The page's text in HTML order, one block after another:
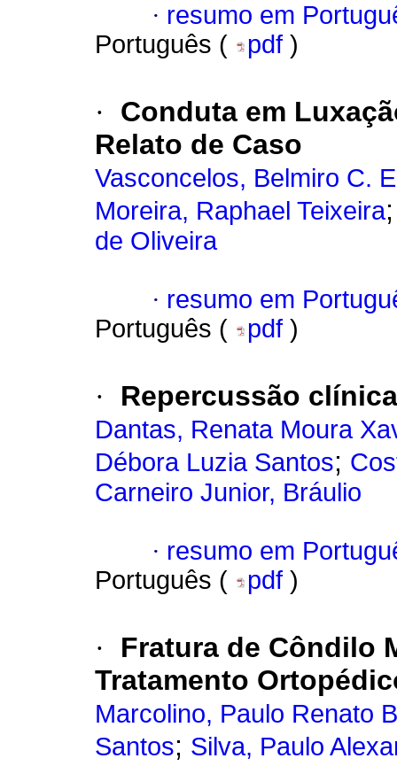
· resumo em
Português (
pdf )
·
Conduta em
Relato de Caso
Vasconcelos, Belmiro C.
Moreira, Raphael Teixeira
de Oliveira
· resumo em
Português (
pdf )
· Repercussão
Dantas, Renata Moura
Débora Luzia Santos;
Carneiro Junior, Bráulio
· resumo em
Português (
pdf )
·
Fratura de Côndilo
Tratamento
Marcolino, Paulo Renato
Santos; Silva, Paulo